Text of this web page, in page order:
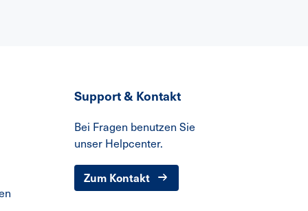
Support & Kontakt
Bei Fragen benutzen Sie
unser Helpcenter.
Zum Kontakt